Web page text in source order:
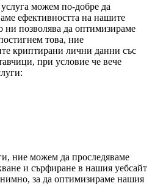
можем по-добре да
ефективността на нашите
ни позволява да оптимизираме
това, ние
криптирани лични данни със
при условие че вече
ние можем да проследяваме
и сърфиране в нашия уебсайт
за да оптимизираме нашия